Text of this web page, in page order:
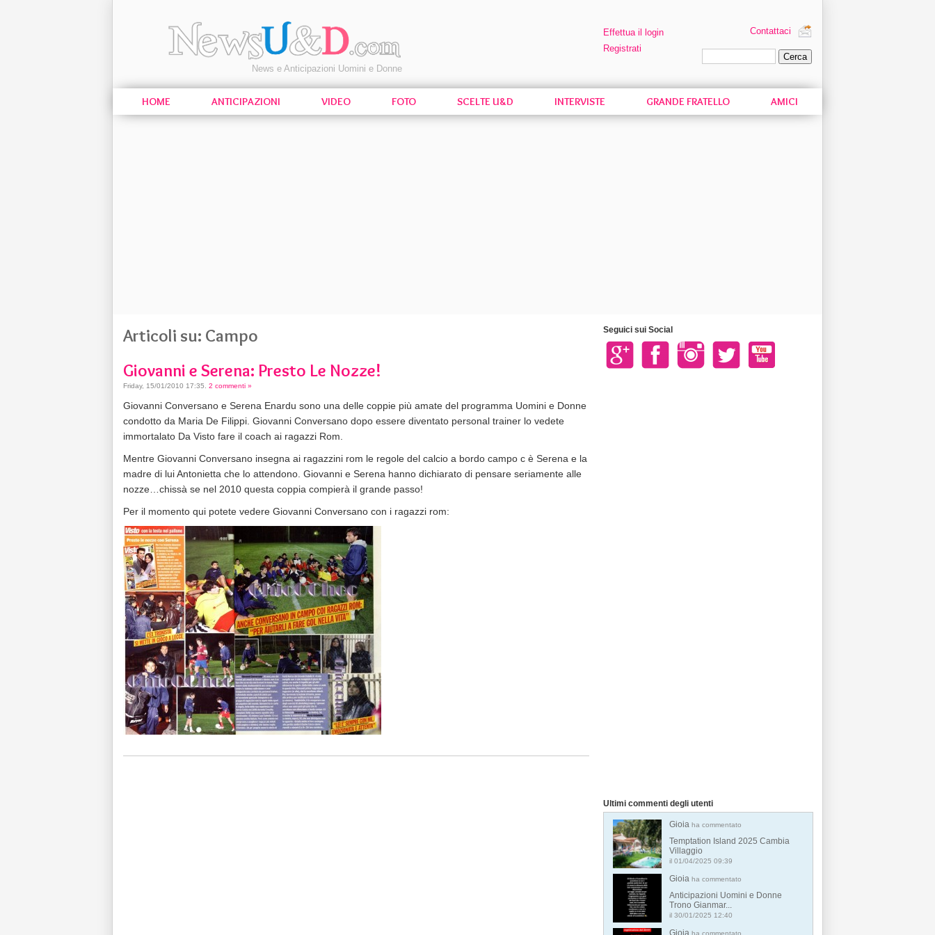
News e Anticipazioni Uomini e Donne
Effettua il login
Registrati
Contattaci
HOME ANTICIPAZIONI VIDEO FOTO SCELTE U&D INTERVISTE GRANDE FRATELLO AMICI
Articoli su: Campo
Giovanni e Serena: Presto Le Nozze!
Friday, 15/01/2010 17:35 2 commenti »
Giovanni Conversano e Serena Enardu sono una delle coppie più amate del programma Uomini e Donne
condotto da Maria De Filippi. Giovanni Conversano dopo essere diventato personal trainer lo vedete
immortalato Da Visto fare il coach ai ragazzi Rom.
Mentre Giovanni Conversano insegna ai ragazzini rom le regole del calcio a bordo campo c è Serena e la
madre di lui Antonietta che lo attendono. Giovanni e Serena hanno dichiarato di pensare seriamente alle
nozze…chissà se nel 2010 questa coppia compierà il grande passo!
Per il momento qui potete vedere Giovanni Conversano con i ragazzi rom:
Seguici sui Social
Ultimi commenti degli utenti
Gioia ha commentato
Temptation Island 2025 Cambia
Villaggio
il 01/04/2025 09:39
Gioia ha commentato
Anticipazioni Uomini e Donne
Trono Gianmar...
il 30/01/2025 12:40
Gioia ha commentato